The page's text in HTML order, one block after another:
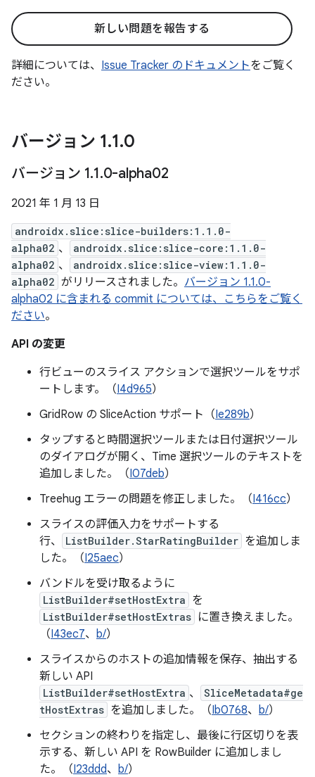
新しい問題を報告する
詳細については、 Issue Tracker のドキュメントをご覧く
ださい。
バージョン 1.1.0
バージョン 1.1.0-alpha02
2021 年 1 月 13 日
androidx.slice:slice-builders:1.1.0-
alpha02 、
androidx.slice:slice-core:1.1.0-
alpha02 、
androidx.slice:slice-view:1.1.0-
alpha02 がリリースされました。 バージョン 1.1.0-
alpha02 に含まれる commit については、こちらをご覧く
ださい。
API の変更
行ビューのスライス アクションで選択ツールをサポ
ートします。（I4d965）
GridRow の SliceAction サポート（Ie289b）
タップすると時間選択ツールまたは日付選択ツール
のダイアログが開く、Time 選択ツールのテキストを
追加しました。（I07deb）
Treehug エラーの問題を修正しました。（I416cc）
スライスの評価入力をサポートする
行、
ListBuilder.StarRatingBuilder を追加しま
した。（I25aec）
バンドルを受け取るように
ListBuilder#setHostExtra を
ListBuilder#setHostExtras に置き換えました。
（I43ec7、 b/）
スライスからのホストの追加情報を保存、抽出する
新しい API
ListBuilder#setHostExtra 、
SliceMetadata#ge
tHostExtras を追加しました。（Ib0768、 b/）
セクションの終わりを指定し、最後に行区切りを表
示する、新しい API を RowBuilder に追加しまし
た。（I23ddd、 b/）